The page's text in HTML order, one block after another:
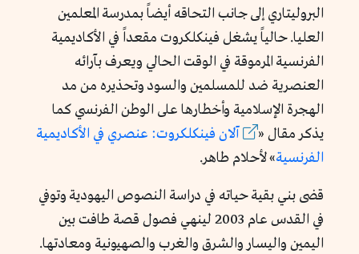
البروليتاري إلى جانب التحاقه أيضاً بمدرسة المعلمين
العليا. حالياً يشغل فينكلكروت مقعداً في الأكاديمية
الفرنسية المرموقة في الوقت الحالي ويعرف بآرائه
العنصرية ضد للمسلمين والسود وتحذيره من مد
الهجرة الإسلامية وأخطارها على الوطن الفرنسي كما
يذكر مقال «
آلان فينكلكروت: عنصري في الأكاديمية
الفرنسية»لأحلام طاهر.
قضى بني بقية حياته في دراسة النصوص اليهودية وتوفي
في القدس عام 2003 لينهي فصول قصة طافت بين
اليمين واليسار والشرق والغرب والصهيونية ومعادتها.